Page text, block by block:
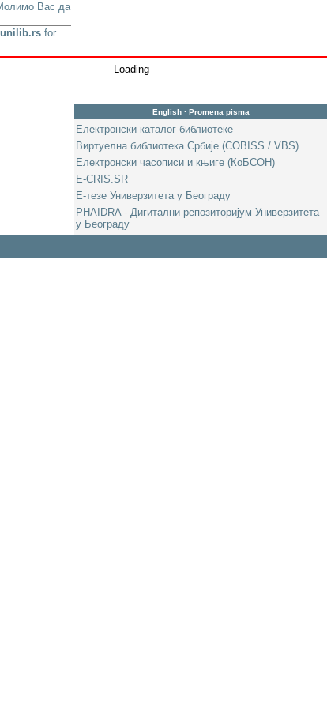
Молимо Вас да
unilib.rs for
Loading
English· Promena pisma
Електронски каталог библиотеке
Виртуелна библиотека Србије (COBISS / VBS)
Електронски часописи и књиге (КоБСОН)
E-CRIS.SR
Е-тезе Универзитета у Београду
PHAIDRA - Дигитални репозиторијум Универзитета
у Београду